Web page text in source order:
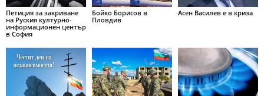
Петиция за закриване
на Руския културно-
информационен център
в София
Бойко Борисов в
Пловдив
Асен Василев е в криза